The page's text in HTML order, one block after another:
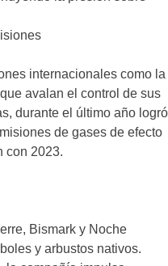
internacionales como la
avalan el control de sus
durante el último año logró
de gases de efecto
con 2023.
Bismark y Noche
y arbustos nativos.